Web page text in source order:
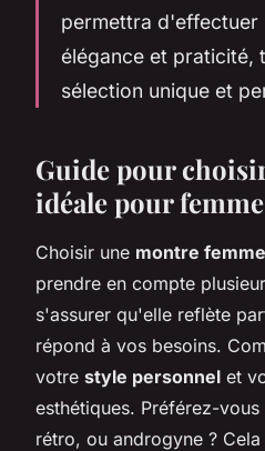
permettra d'effectuer
élégance et praticité,
sélection unique et
Guide pour
idéale pour
Choisir une montre femme
prendre en compte
s'assurer qu'elle reflète
répond à vos besoins.
votre style personnel et
esthétiques. Préférez-
rétro, ou androgyne ?